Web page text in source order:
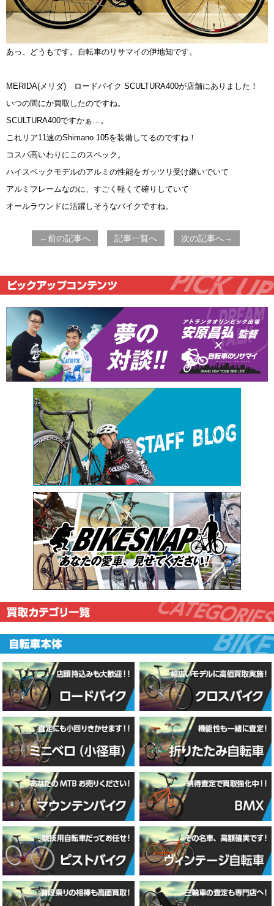
あっ、どうもです。自転車のリサマイの伊地知です。
MERIDA(メリダ) ロードバイク SCULTURA400が店舗にありました！
いつの間にか買取したのですね。
SCULTURA400ですかぁ…。
これリア11速のShimano 105を装備してるのですね！
コスパ高いわりにこのスペック。
ハイスペックモデルのアルミの性能をガッツリ受け継いでいて
アルミフレームなのに、すごく軽くて確りしていて
オールラウンドに活躍しそうなバイクですね。
←前の記事へ 記事一覧へ 次の記事へ→